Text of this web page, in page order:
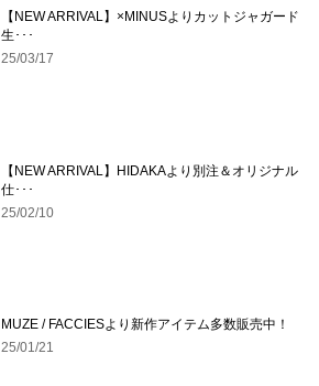
【NEW ARRIVAL】×MINUSよりカットジャガード
生･･･
25/03/17
【NEW ARRIVAL】HIDAKAより別注＆オリジナル
仕･･･
25/02/10
MUZE / FACCIESより新作アイテム多数販売中！
25/01/21